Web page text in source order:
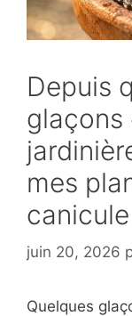
Depuis
glaçons
mes
juin 20, 2026
Quelques